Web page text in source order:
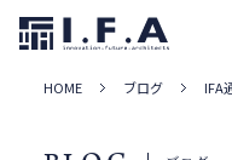
HOME ブログ IFA